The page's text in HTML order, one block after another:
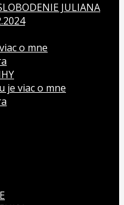
JULIANA
o mne
je viac o mne